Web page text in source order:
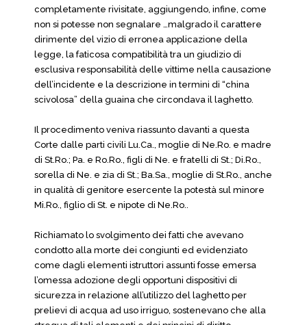
completamente rivisitate, aggiungendo, infine, come
non si potesse non segnalare …malgrado il carattere
dirimente del vizio di erronea applicazione della
legge, la faticosa compatibilità tra un giudizio di
esclusiva responsabilità delle vittime nella causazione
dell’incidente e la descrizione in termini di “china
scivolosa” della guaina che circondava il laghetto.
Il procedimento veniva riassunto davanti a questa
Corte dalle parti civili Lu.Ca., moglie di Ne.Ro. e madre
di St.Ro.; Pa. e Ro.Ro., figli di Ne. e fratelli di St.; Di.Ro.,
sorella di Ne. e zia di St.; Ba.Sa., moglie di St.Ro., anche
in qualità di genitore esercente la potestà sul minore
Mi.Ro., figlio di St. e nipote di Ne.Ro..
Richiamato lo svolgimento dei fatti che avevano
condotto alla morte dei congiunti ed evidenziato
come dagli elementi istruttori assunti fosse emersa
l’omessa adozione degli opportuni dispositivi di
sicurezza in relazione all’utilizzo del laghetto per
prelievi di acqua ad uso irriguo, sostenevano che alla